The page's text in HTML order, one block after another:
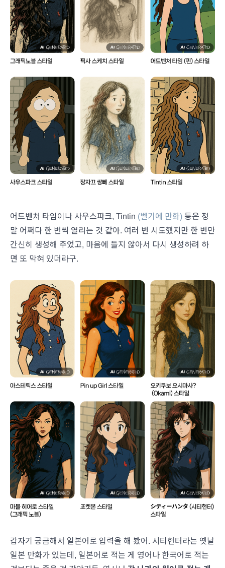
어드벤처 타임이나 사우스파크, Tintin (벨기에 만화) 등은 정
말 어쩌다 한 번씩 열리는 것 같아. 여러 번 시도했지만 한 번만
간신히 생성해 주었고, 마음에 들지 않아서 다시 생성하려 하
면 또 막혀 있더라구.
갑자기 궁금해서 일본어로 입력을 해 봤어. 시티헌터라는 옛날
일본 만화가 있는데, 일본어로 적는 게 영어나 한국어로 적는